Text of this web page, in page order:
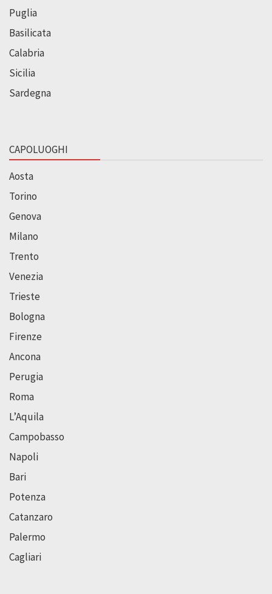
Puglia
Basilicata
Calabria
Sicilia
Sardegna
CAPOLUOGHI
Aosta
Torino
Genova
Milano
Trento
Venezia
Trieste
Bologna
Firenze
Ancona
Perugia
Roma
L’Aquila
Campobasso
Napoli
Bari
Potenza
Catanzaro
Palermo
Cagliari